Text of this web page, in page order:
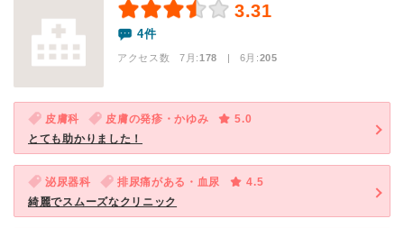
3.31
4件
アクセス数 7月:178 | 6月:205
皮膚科 皮膚の発疹・かゆみ
5.0
とても助かりました！
泌尿器科 排尿痛がある・血尿
4.5
綺麗でスムーズなクリニック